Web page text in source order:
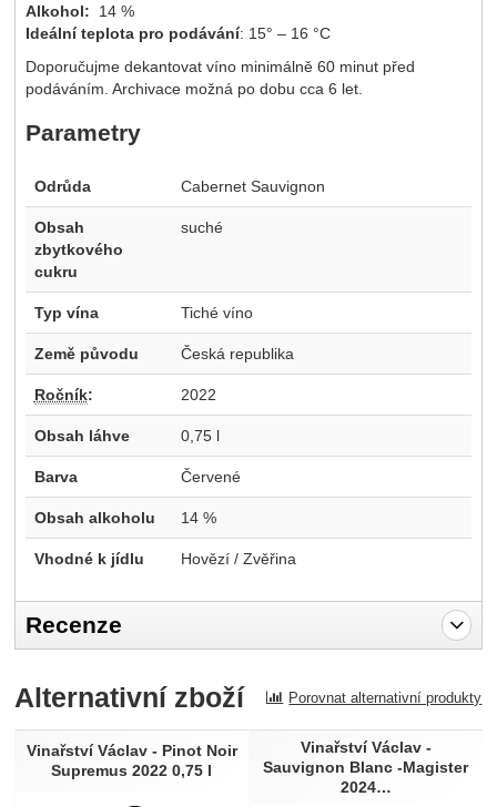
Alkohol: 14 %
Ideální teplota pro podávání: 15° – 16 °C
Doporučujme dekantovat víno minimálně 60 minut před
podáváním. Archivace možná po dobu cca 6 let.
Parametry
Odrůda Cabernet Sauvignon
Obsah
zbytkového
cukru
suché
Typ vína Tiché víno
Země původu Česká republika
Ročník: 2022
Obsah láhve 0,75 l
Barva Červené
Obsah alkoholu 14 %
Vhodné k jídlu Hovězí / Zvěřina
Recenze
Recenze
Nebyla přidána žádná recenze.
Alternativní zboží Porovnat alternativní produkty
Vinařství Václav - Pinot Noir
Supremus 2022 0,75 l
Vinařství Václav -
Sauvignon Blanc -Magister
2024…